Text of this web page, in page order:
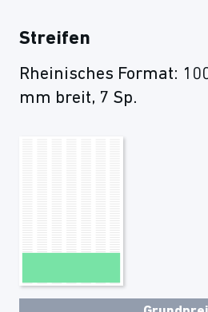
Streifen
Rheinisches Format:
mm breit, 7 Sp.